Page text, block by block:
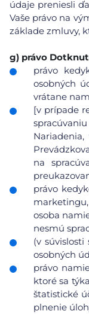
údaje preniesli
Vaše právo na
základe zmluvy,
g) právo
právo
osobných
vrátane
[v prípade
na
právo
osoba
nesmú
(v
osobných
právo
ktoré sa
štatistické
plnenie